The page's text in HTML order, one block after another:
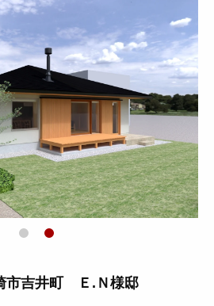
市吉井町 Ｅ.Ｎ様邸